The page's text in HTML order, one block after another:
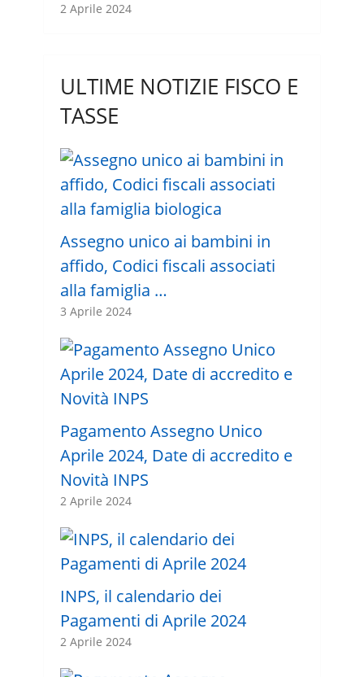
2 Aprile 2024
ULTIME NOTIZIE FISCO E
TASSE
Assegno unico ai bambini in
affido, Codici fiscali associati
alla famiglia …
3 Aprile 2024
Pagamento Assegno Unico
Aprile 2024, Date di accredito e
Novità INPS
2 Aprile 2024
INPS, il calendario dei
Pagamenti di Aprile 2024
2 Aprile 2024